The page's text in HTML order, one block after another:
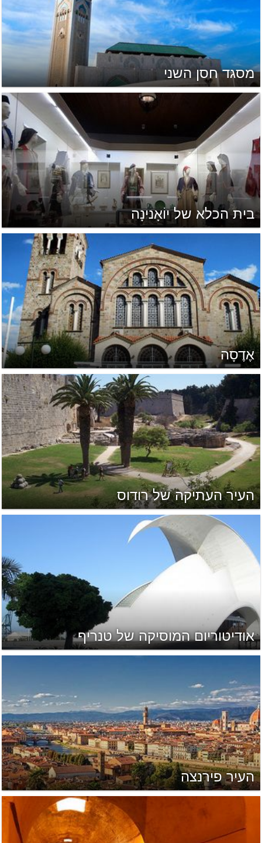
מסגד חסן השני
בית הכלא של יוֹאָנינָה
אֶדֶסָה
העיר העתיקה של רודוס
אודיטוריום המוסיקה של טנריף
העיר פירנצה